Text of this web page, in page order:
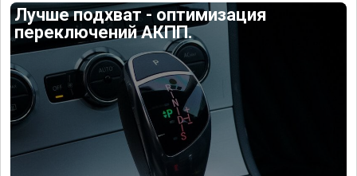
Лучше подхват - оптимизация
переключений АКПП.